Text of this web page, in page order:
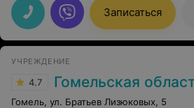
Записаться
УЧРЕЖДЕНИЕ
4.7 Гомельская областная клиническая
Гомель, ул. Братьев Лизюковых, 5